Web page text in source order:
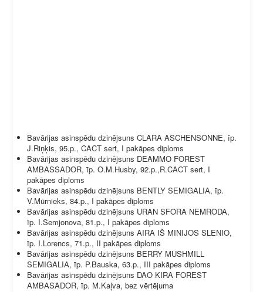
Bavārijas asinspēdu dzinējsuns CLARA ASCHENSONNE, īp.
J.Riņķis, 95.p., CACT sert, I pakāpes diploms
Bavārijas asinspēdu dzinējsuns DEAMMO FOREST
AMBASSADOR, īp. O.M.Husby, 92.p.,R.CACT sert, I
pakāpes diploms
Bavārijas asinspēdu dzinējsuns BENTLY SEMIGALIA, īp.
V.Mūrnieks, 84.p., I pakāpes diploms
Bavārijas asinspēdu dzinējsuns URAN SFORA NEMRODA,
īp. I.Semjonova, 81.p., I pakāpes diploms
Bavārijas asinspēdu dzinējsuns AIRA IŠ MINIJOS SLENIO,
īp. I.Lorencs, 71.p., II pakāpes diploms
Bavārijas asinspēdu dzinējsuns BERRY MUSHMILL
SEMIGALIA, īp. P.Bauska, 63.p., III pakāpes diploms
Bavārijas asinspēdu dzinējsuns DAO KIRA FOREST
AMBASADOR, īp. M.Kaļva, bez vērtējuma